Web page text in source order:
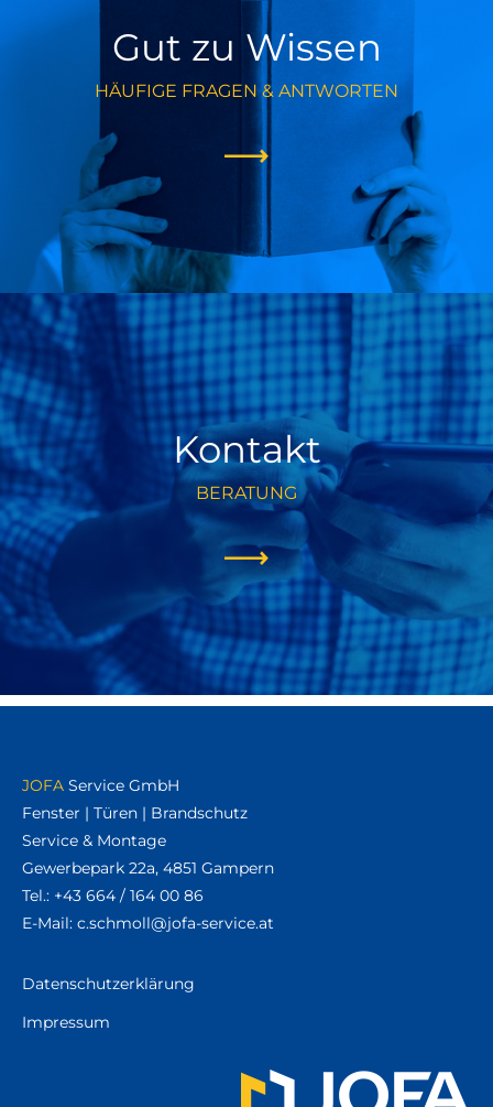
Gut zu Wissen
HÄUFIGE FRAGEN & ANTWORTEN
Kontakt
BERATUNG
JOFA Service GmbH
Fenster | Türen | Brandschutz
Service & Montage
Gewerbepark 22a, 4851 Gampern
Tel.: +43 664 / 164 00 86
E-Mail: ta.ecivres-afoj@llomhcs.c
Datenschutzerklärung
Impressum